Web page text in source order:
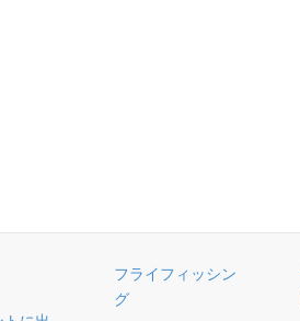
フライフィッシン
グ